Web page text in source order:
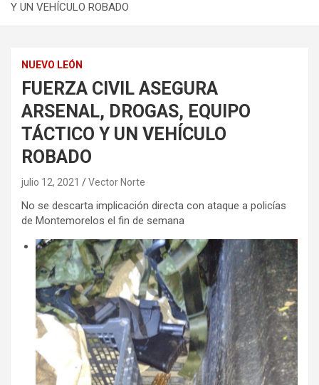
Y UN VEHÍCULO ROBADO
NUEVO LEÓN
FUERZA CIVIL ASEGURA
ARSENAL, DROGAS, EQUIPO
TÁCTICO Y UN VEHÍCULO
ROBADO
julio 12, 2021 Vector Norte
No se descarta implicación directa con ataque a policías
de Montemorelos el fin de semana